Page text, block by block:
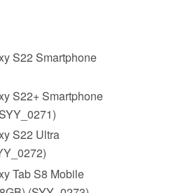
S22 Smartphone
S22+ Smartphone
S22 Ultra
Tab S8 Mobile